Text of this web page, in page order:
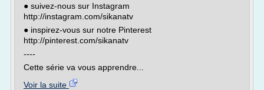
● suivez-nous sur Instagram
http://instagram.com/sikanatv
● inspirez-vous sur notre Pinterest
http://pinterest.com/sikanatv
----
Cette série va vous apprendre...
Voir la suite